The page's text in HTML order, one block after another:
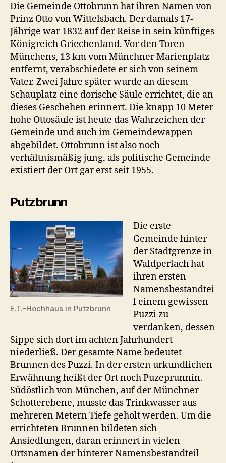
Die Gemeinde Ottobrunn hat ihren Namen von
Prinz Otto von Wittelsbach. Der damals 17-
Jährige war 1832 auf der Reise in sein künftiges
Königreich Griechenland. Vor den Toren
Münchens, 13 km vom Münchner Marienplatz
entfernt, verabschiedete er sich von seinem
Vater. Zwei Jahre später wurde an diesem
Schauplatz eine dorische Säule errichtet, die an
dieses Geschehen erinnert. Die knapp 10 Meter
hohe Ottosäule ist heute das Wahrzeichen der
Gemeinde und auch im Gemeindewappen
abgebildet. Ottobrunn ist also noch
verhältnismäßig jung, als politische Gemeinde
existiert der Ort gar erst seit 1955.
Putzbrunn
E.T.-Hochhaus in Putzbrunn
Die erste
Gemeinde hinter
der Stadtgrenze in
Waldperlach hat
ihren ersten
Namensbestandtei
l einem gewissen
Puzzi zu
verdanken, dessen
Sippe sich dort im achten Jahrhundert
niederließ. Der gesamte Name bedeutet
Brunnen des Puzzi. In der ersten urkundlichen
Erwähnung heißt der Ort noch Puzeprunnin.
Südöstlich von München, auf der Münchner
Schotterebene, musste das Trinkwasser aus
mehreren Metern Tiefe geholt werden. Um die
errichteten Brunnen bildeten sich
Ansiedlungen, daran erinnert in vielen
Ortsnamen der hinterer Namensbestandteil